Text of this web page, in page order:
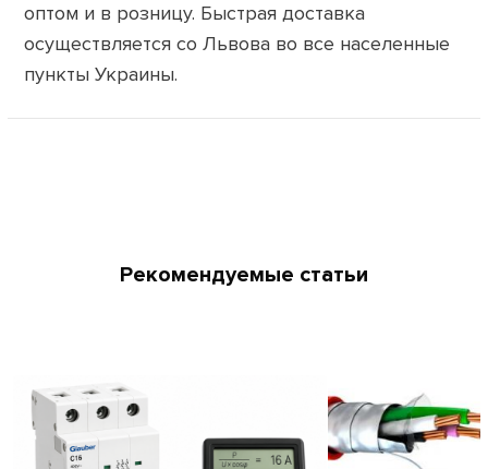
оптом и в розницу. Быстрая доставка
осуществляется со Львова во все населенные
пункты Украины.
Рекомендуемые статьи